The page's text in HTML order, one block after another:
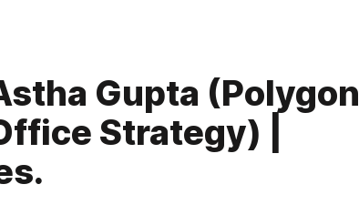
Gupta (Polygon
Strategy) |